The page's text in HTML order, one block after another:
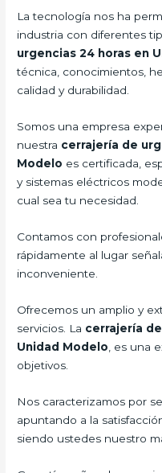
La tecnología nos ha
industria con diferentes
urgencias 24 horas en
técnica, conocimientos,
calidad y durabilidad.
Somos una empresa
nuestra cerrajería de
Modelo es certificada,
y sistemas eléctricos
cual sea tu necesidad.
Contamos con
rápidamente al lugar
inconveniente.
Ofrecemos un amplio y
servicios. La cerrajería
Unidad Modelo , es una
objetivos.
Nos caracterizamos por
apuntando a la
siendo ustedes nuestro